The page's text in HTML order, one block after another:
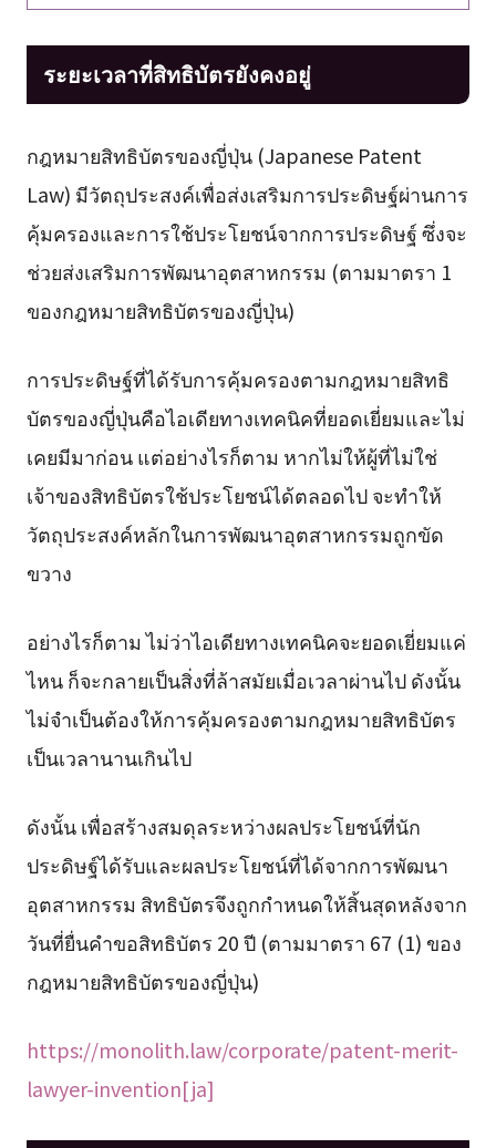
ระยะเวลาที่สิทธิบัตรยังคงอยู่
กฎหมายสิทธิบัตรของญี่ปุ่น (Japanese Patent
Law) มีวัตถุประสงค์เพื่อส่งเสริมการประดิษฐ์ผ่านการ
คุ้มครองและการใช้ประโยชน์จากการประดิษฐ์ ซึ่งจะ
ช่วยส่งเสริมการพัฒนาอุตสาหกรรม (ตามมาตรา 1
ของกฎหมายสิทธิบัตรของญี่ปุ่น)
การประดิษฐ์ที่ได้รับการคุ้มครองตามกฎหมายสิทธิ
บัตรของญี่ปุ่นคือไอเดียทางเทคนิคที่ยอดเยี่ยมและไม่
เคยมีมาก่อน แต่อย่างไรก็ตาม หากไม่ให้ผู้ที่ไม่ใช่
เจ้าของสิทธิบัตรใช้ประโยชน์ได้ตลอดไป จะทำให้
วัตถุประสงค์หลักในการพัฒนาอุตสาหกรรมถูกขัด
ขวาง
อย่างไรก็ตาม ไม่ว่าไอเดียทางเทคนิคจะยอดเยี่ยมแค่
ไหน ก็จะกลายเป็นสิ่งที่ล้าสมัยเมื่อเวลาผ่านไป ดังนั้น
ไม่จำเป็นต้องให้การคุ้มครองตามกฎหมายสิทธิบัตร
เป็นเวลานานเกินไป
ดังนั้น เพื่อสร้างสมดุลระหว่างผลประโยชน์ที่นัก
ประดิษฐ์ได้รับและผลประโยชน์ที่ได้จากการพัฒนา
อุตสาหกรรม สิทธิบัตรจึงถูกกำหนดให้สิ้นสุดหลังจาก
วันที่ยื่นคำขอสิทธิบัตร 20 ปี (ตามมาตรา 67 (1) ของ
กฎหมายสิทธิบัตรของญี่ปุ่น)
https://monolith.law/corporate/patent-merit-
lawyer-invention[ja]